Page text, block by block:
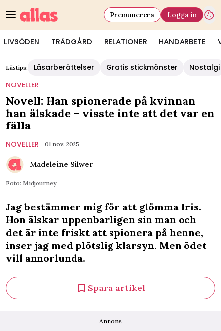
LIVSÖDEN TRÄDGÅRD RELATIONER HANDARBETE
Prenumerera Logga in
Lästips: Läsarberättelser Gratis stickmönster
Nostalgi
NOVELLER
Novell: Han spionerade på kvinnan
han älskade – visste inte att det var en
fälla
NOVELLER 01 nov, 2025
Madeleine Silwer
Foto: Midjourney
Jag bestämmer mig för att glömma Iris.
Hon älskar uppenbarligen sin man och
det är inte friskt att spionera på henne,
inser jag med plötslig klarsyn. Men ödet
vill annorlunda.
Spara artikel
Annons